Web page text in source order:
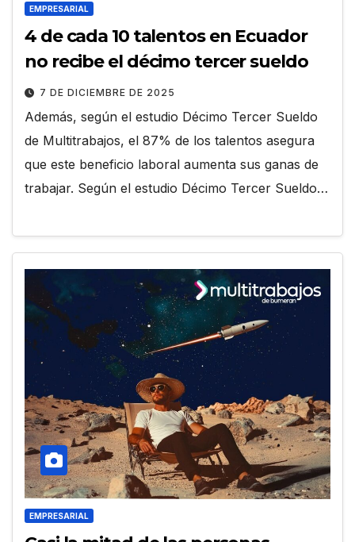
EMPRESARIAL
4 de cada 10 talentos en Ecuador
no recibe el décimo tercer sueldo
7 DE DICIEMBRE DE 2025
Además, según el estudio Décimo Tercer Sueldo
de Multitrabajos, el 87% de los talentos asegura
que este beneficio laboral aumenta sus ganas de
trabajar. Según el estudio Décimo Tercer Sueldo…
EMPRESARIAL